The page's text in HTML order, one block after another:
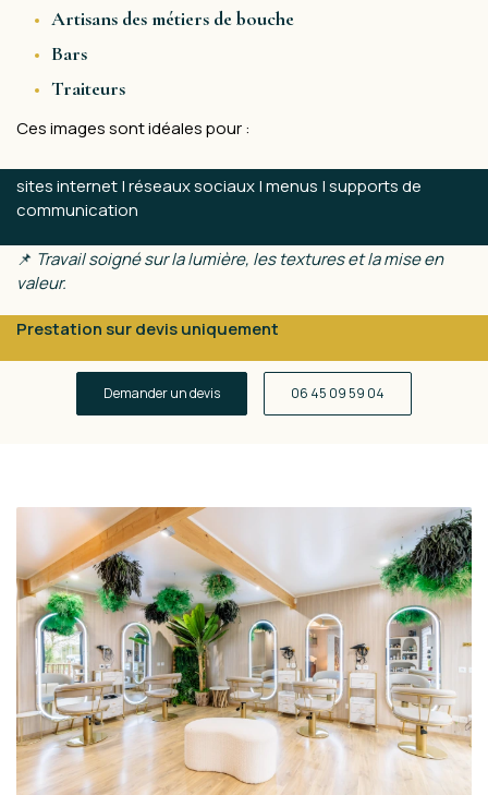
Artisans des métiers de bouche
Bars
Traiteurs
Ces images sont idéales pour :
Prestation sur devis uniquement
Demander un devis 06 45 09 59 04
sites internet | réseaux sociaux | menus | supports de
communication
📌 Travail soigné sur la lumière, les textures et la mise en
valeur.